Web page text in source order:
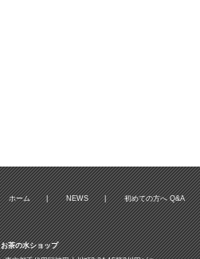
ホーム | NEWS | 初めての方へ Q&A
お茶の水ショップ